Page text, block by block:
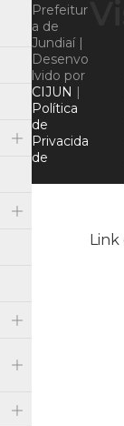
Link
Prefeitur
a de
Jundiaí |
Desenvo
lvido por
CIJUN |
Política
de
Privacida
de